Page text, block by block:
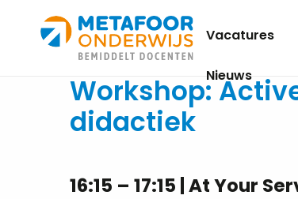
Metafoor
Onderwijs
Vacatures
Nieuws
Workshop:
didactiek
16:15 – 17:15 | At Your